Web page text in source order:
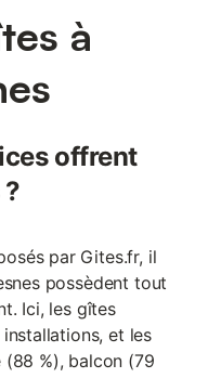
commun se trouvent à
les environs. La Seine
à moins de 400 m.
à
offrent
par Gites.fr, il
possèdent tout
Ici, les gîtes
et les
%), balcon (79